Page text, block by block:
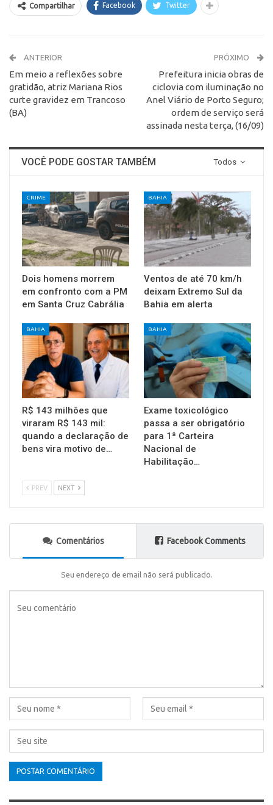
Compartilhar Facebook Twitter
ANTERIOR
Em meio a reflexões sobre
gratidão, atriz Mariana Rios
curte gravidez em Trancoso
(BA)
PRÓXIMO
Prefeitura inicia obras de
ciclovia com iluminação no
Anel Viário de Porto Seguro;
ordem de serviço será
assinada nesta terça, (16/09)
Todos
VOCÊ PODE GOSTAR TAMBÉM
CRIME
Dois homens morrem
em confronto com a PM
em Santa Cruz Cabrália
BAHIA
Ventos de até 70 km/h
deixam Extremo Sul da
Bahia em alerta
BAHIA
R$ 143 milhões que
viraram R$ 143 mil:
quando a declaração de
bens vira motivo de…
BAHIA
Exame toxicológico
passa a ser obrigatório
para 1ª Carteira
Nacional de
Habilitação…
PREV NEXT
Comentários Facebook Comments
Seu endereço de email não será publicado.